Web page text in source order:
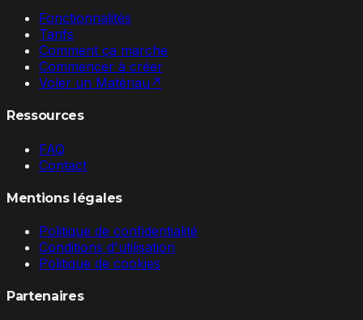
Fonctionnalités
Tarifs
Comment ça marche
Commencer à créer
Voler un Matériau ↗
Ressources
FAQ
Contact
Mentions légales
Politique de confidentialité
Conditions d'utilisation
Politique de cookies
Partenaires